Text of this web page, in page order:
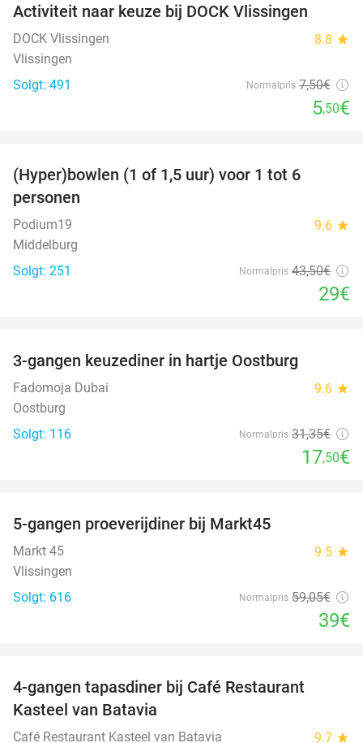
Activiteit naar keuze bij DOCK Vlissingen
DOCK Vlissingen 8.8 star
Vlissingen
Solgt: 491
Normalpris 7,50€
5,50€
(Hyper)bowlen (1 of 1,5 uur) voor 1 tot 6
personen
Podium19 9.6 star
Middelburg
Solgt: 251
Normalpris 43,50€
29€
3-gangen keuzediner in hartje Oostburg
Fadomoja Dubai 9.6 star
Oostburg
Solgt: 116
Normalpris 31,35€
17,50€
5-gangen proeverijdiner bij Markt45
Markt 45 9.5 star
Vlissingen
Solgt: 616
Normalpris 59,05€
39€
4-gangen tapasdiner bij Café Restaurant
Kasteel van Batavia
Café Restaurant Kasteel van Batavia 9.7 star